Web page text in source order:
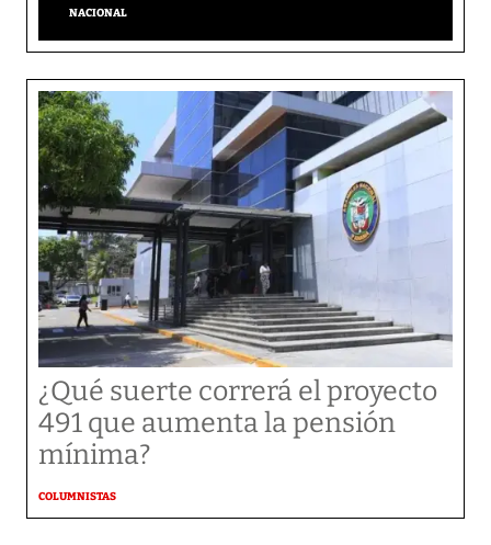
NACIONAL
¿Qué suerte correrá el proyecto
491 que aumenta la pensión
mínima?
COLUMNISTAS